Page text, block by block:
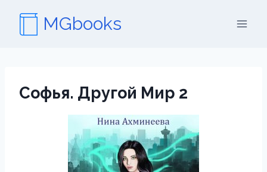
содержимому
MGbooks
Софья. Другой Мир 2